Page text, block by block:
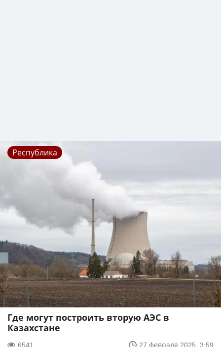
Республика
Где могут построить вторую АЭС в
Казахстане
6541 27 февраля 2025, 3:59